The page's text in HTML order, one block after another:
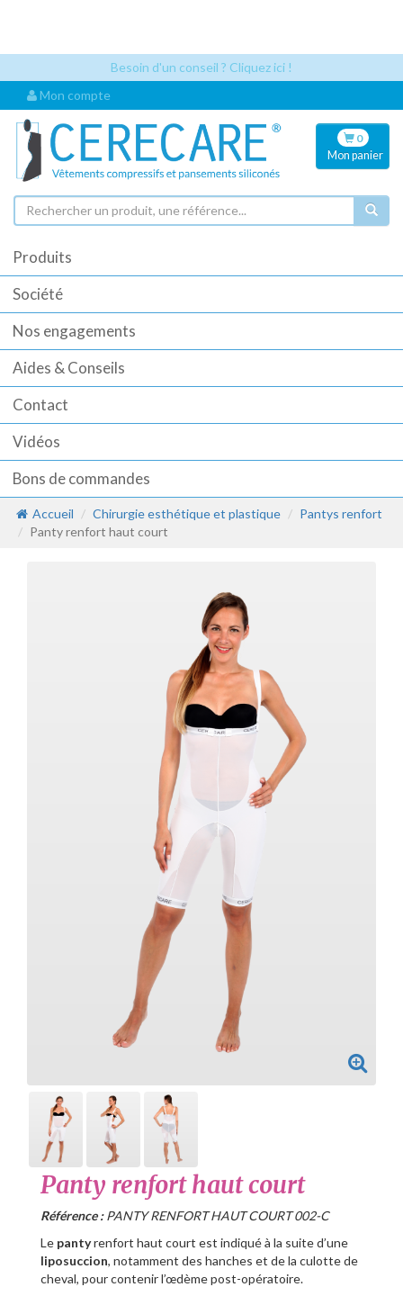
Besoin d'un conseil ? Cliquez ici !
Mon compte
0
Mon panier
Produits
Société
Nos engagements
Aides & Conseils
Contact
Vidéos
Bons de commandes
Accueil Chirurgie esthétique et plastique
Pantys renfort
Panty renfort haut court
Panty renfort haut court
Référence :PANTY RENFORT HAUT COURT 002-C
Le pantyrenfort haut court est indiqué à la suite d’une
liposuccion, notamment des hanches et de la culotte de
cheval, pour contenir l’œdème post-opératoire.